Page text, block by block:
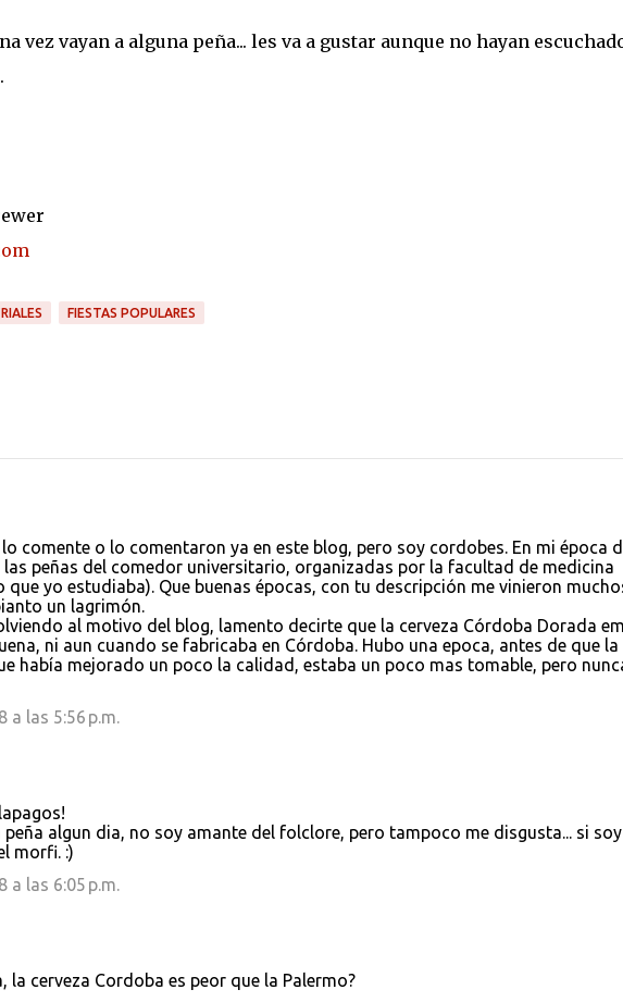
vez vayan a alguna peña... les va a gustar aunque no hayan
FIESTAS POPULARES
comente o lo comentaron ya en este blog, pero soy cordobes. En mi época
peñas del comedor universitario, organizadas por la facultad de medicina
que yo estudiaba). Que buenas épocas, con tu descripción me vinieron
un lagrimón.
al motivo del blog, lamento decirte que la cerveza Córdoba Dorada
ni aun cuando se fabricaba en Córdoba. Hubo una epoca, antes de que la
había mejorado un poco la calidad, estaba un poco mas tomable, pero
a las 5:56 p.m.
algun dia, no soy amante del folclore, pero tampoco me disgusta... si soy
morfi. :)
a las 6:05 p.m.
la cerveza Cordoba es peor que la Palermo?